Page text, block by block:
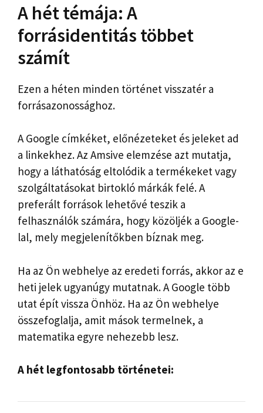
A hét témája: A
forrásidentitás többet
számít
Ezen a héten minden történet visszatér a
forrásazonossághoz.
A Google címkéket, előnézeteket és jeleket ad
a linkekhez. Az Amsive elemzése azt mutatja,
hogy a láthatóság eltolódik a termékeket vagy
szolgáltatásokat birtokló márkák felé. A
preferált források lehetővé teszik a
felhasználók számára, hogy közöljék a Google-
lal, mely megjelenítőkben bíznak meg.
Ha az Ön webhelye az eredeti forrás, akkor az e
heti jelek ugyanúgy mutatnak. A Google több
utat épít vissza Önhöz. Ha az Ön webhelye
összefoglalja, amit mások termelnek, a
matematika egyre nehezebb lesz.
A hét legfontosabb történetei: